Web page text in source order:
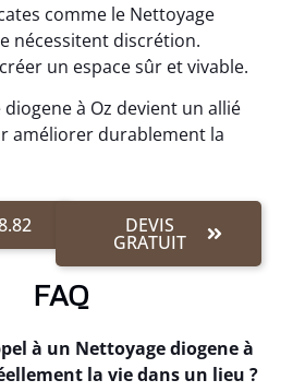
comme le Nettoyage
nécessitent discrétion.
un espace sûr et vivable.
à Oz devient un allié
améliorer durablement la
DEVIS
GRATUIT
FAQ
à un Nettoyage diogene à
la vie dans un lieu ?